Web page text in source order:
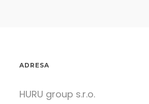
ADRESA
HURU group s.r.o.